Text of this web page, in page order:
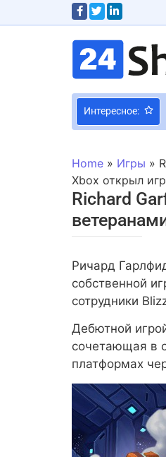
Интересное:
Home » Игры »
Xbox открыл
Richard
Ричард
собственной
сотрудники
Дебютной
сочетающая в
платформах